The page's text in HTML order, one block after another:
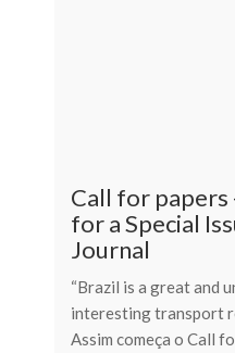
Call for papers
for a Special
Journal
“Brazil is a great and
interesting transport
Assim começa o Call